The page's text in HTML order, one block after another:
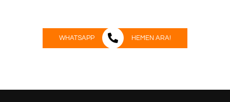
WHATSAPP HEMEN ARA!